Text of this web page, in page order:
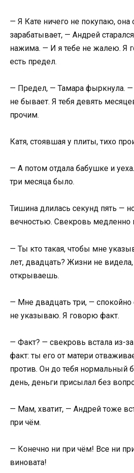
— Я Кате ничего не покупаю, она
зарабатывает, — Андрей
нажима. — И я тебе не жалею. Я
есть предел.
— Предел, — Тамара фыркнула.
не бывает. Я тебя девять
прочим.
Катя, стоявшая у плиты, тихо
— А потом отдала бабушке и
три месяца было.
Тишина длилась секунд пять —
вечностью. Свекровь медленно
— Ты кто такая, чтобы мне
лет, двадцать? Жизни не
открываешь.
— Мне двадцать три, — спокойно
не указываю. Я говорю факт.
— Факт? — свекровь встала из-
факт: ты его от матери
против. Он до тебя нормальный
день, деньги присылал без
— Мам, хватит, — Андрей тоже
при чём.
— Конечно ни при чём! Все ни
виновата!